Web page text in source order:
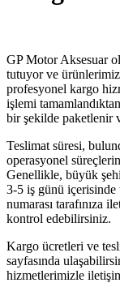
GP Motor Aksesuar
tutuyor ve
profesyonel kargo
işlemi
bir şekilde paketlenir
Teslimat süresi,
operasyonel
Genellikle, büyük
3-5 iş günü içerisinde
numarası tarafınıza
kontrol edebilirsiniz.
Kargo ücretleri ve
sayfasında
hizmetlerimizle